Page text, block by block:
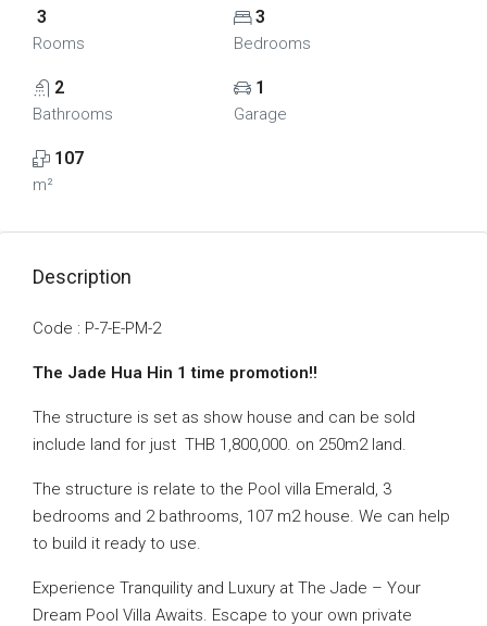
3
Rooms
3
Bedrooms
2
Bathrooms
1
Garage
107
m²
Description
Code : P-7-E-PM-2
The Jade Hua Hin 1 time promotion!!
The structure is set as show house and can be sold
include land for just THB 1,800,000. on 250m2 land.
The structure is relate to the Pool villa Emerald, 3
bedrooms and 2 bathrooms, 107 m2 house. We can help
to build it ready to use.
Experience Tranquility and Luxury at The Jade – Your
Dream Pool Villa Awaits. Escape to your own private